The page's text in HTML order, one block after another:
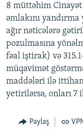
XƏBƏR
8 müttəhim Cinayət
əmlakını
ağır nəticələrə
pozulmasına
fəal iştirak) və
müqavimət
maddələri ilə
yetirilərsə, onları 7
Paylaş